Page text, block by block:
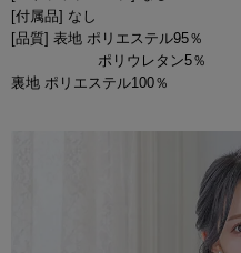
[付属品] なし
[品質] 表地 ポリエステル95％
ポリウレタン5％
裏地 ポリエステル100％